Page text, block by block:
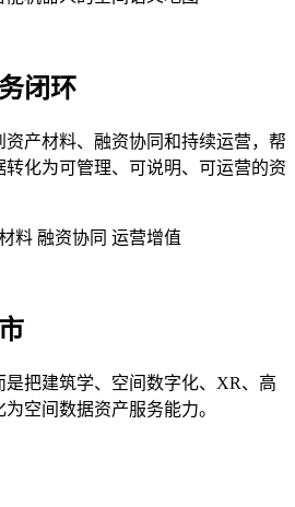
闭环
资产材料、融资协同和持续运营，帮
化为可管理、可说明、可运营的资
料 融资协同 运营增值
把建筑学、空间数字化、XR、高
空间数据资产服务能力。